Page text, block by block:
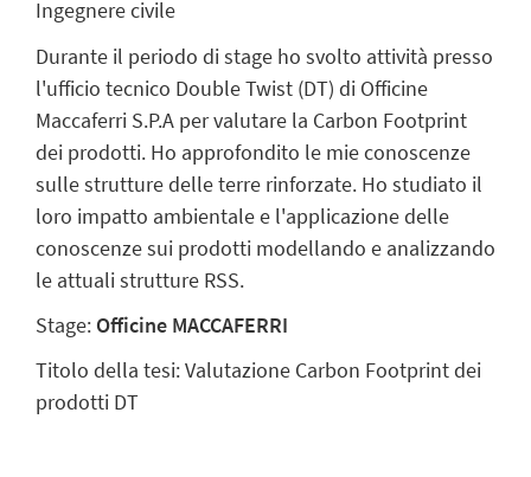
Ingegnere civile
Durante il periodo di stage ho svolto attività presso
l'ufficio tecnico Double Twist (DT) di Officine
Maccaferri S.P.A per valutare la Carbon Footprint
dei prodotti. Ho approfondito le mie conoscenze
sulle strutture delle terre rinforzate. Ho studiato il
loro impatto ambientale e l'applicazione delle
conoscenze sui prodotti modellando e analizzando
le attuali strutture RSS.
Stage: Officine MACCAFERRI
Titolo della tesi: Valutazione Carbon Footprint dei
prodotti DT